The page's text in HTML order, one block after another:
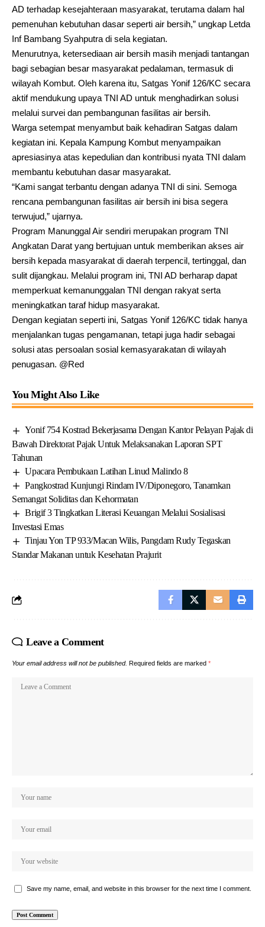
AD terhadap kesejahteraan masyarakat, terutama dalam hal
pemenuhan kebutuhan dasar seperti air bersih,” ungkap Letda
Inf Bambang Syahputra di sela kegiatan.
Menurutnya, ketersediaan air bersih masih menjadi tantangan
bagi sebagian besar masyarakat pedalaman, termasuk di
wilayah Kombut. Oleh karena itu, Satgas Yonif 126/KC secara
aktif mendukung upaya TNI AD untuk menghadirkan solusi
melalui survei dan pembangunan fasilitas air bersih.
Warga setempat menyambut baik kehadiran Satgas dalam
kegiatan ini. Kepala Kampung Kombut menyampaikan
apresiasinya atas kepedulian dan kontribusi nyata TNI dalam
membantu kebutuhan dasar masyarakat.
“Kami sangat terbantu dengan adanya TNI di sini. Semoga
rencana pembangunan fasilitas air bersih ini bisa segera
terwujud,” ujarnya.
Program Manunggal Air sendiri merupakan program TNI
Angkatan Darat yang bertujuan untuk memberikan akses air
bersih kepada masyarakat di daerah terpencil, tertinggal, dan
sulit dijangkau. Melalui program ini, TNI AD berharap dapat
memperkuat kemanunggalan TNI dengan rakyat serta
meningkatkan taraf hidup masyarakat.
Dengan kegiatan seperti ini, Satgas Yonif 126/KC tidak hanya
menjalankan tugas pengamanan, tetapi juga hadir sebagai
solusi atas persoalan sosial kemasyarakatan di wilayah
penugasan. @Red
You Might Also Like
Yonif 754 Kostrad Bekerjasama Dengan Kantor Pelayan Pajak di
Bawah Direktorat Pajak Untuk Melaksanakan Laporan SPT
Tahunan
Upacara Pembukaan Latihan Linud Malindo 8
Pangkostrad Kunjungi Rindam IV/Diponegoro, Tanamkan
Semangat Soliditas dan Kehormatan
Brigif 3 Tingkatkan Literasi Keuangan Melalui Sosialisasi
Investasi Emas
Tinjau Yon TP 933/Macan Wilis, Pangdam Rudy Tegaskan
Standar Makanan untuk Kesehatan Prajurit
Leave a Comment
Your email address will not be published. Required fields are marked *
Save my name, email, and website in this browser for the next time I comment.